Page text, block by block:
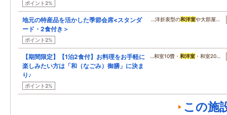
ポイント2%
地元の特産品を活かした季節会席<スタンダ
ード・2食付き＞
ポイント2%
…洋折衷型の和洋室や大部屋…
【期間限定】【1泊2食付】お料理をお手軽に
楽しみたい方は「和（なごみ）御膳」に決ま
り♪
ポイント2%
…和室10畳・和洋室 ・和室20…
この施